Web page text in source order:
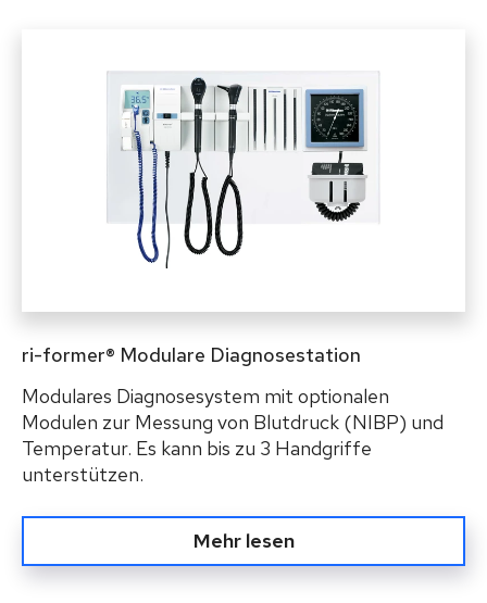
ri-former® Modulare Diagnosestation
Modulares Diagnosesystem mit optionalen
Modulen zur Messung von Blutdruck (NIBP) und
Temperatur. Es kann bis zu 3 Handgriffe
unterstützen.
Mehr lesen